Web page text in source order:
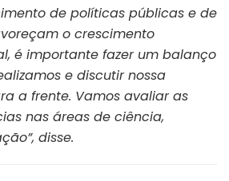
de políticas públicas e de
o crescimento
é importante fazer um balanço
e discutir nossa
a frente. Vamos avaliar as
nas áreas de ciência,
disse.